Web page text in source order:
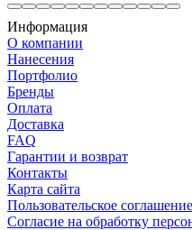
Информация
О компании
Нанесения
Портфолио
Бренды
Оплата
Доставка
FAQ
Гарантии и возврат
Контакты
Карта сайта
Пользовательское соглашение
Согласие на обработку